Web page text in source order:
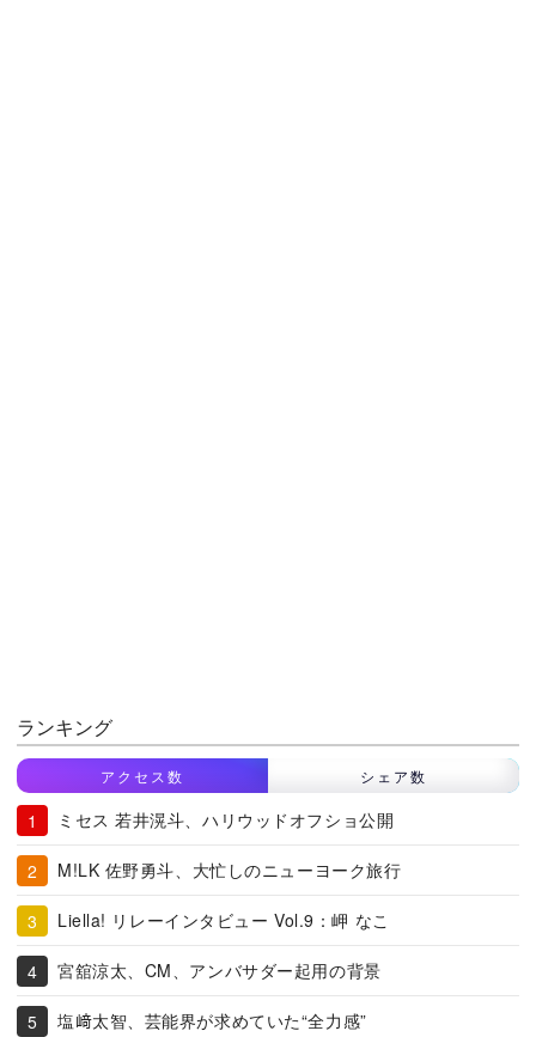
ランキング
アクセス数 シェア数
ミセス 若井滉斗、ハリウッドオフショ公開
M!LK 佐野勇斗、大忙しのニューヨーク旅行
Liella! リレーインタビュー Vol.9：岬 なこ
宮舘涼太、CM、アンバサダー起用の背景
塩﨑太智、芸能界が求めていた“全力感”